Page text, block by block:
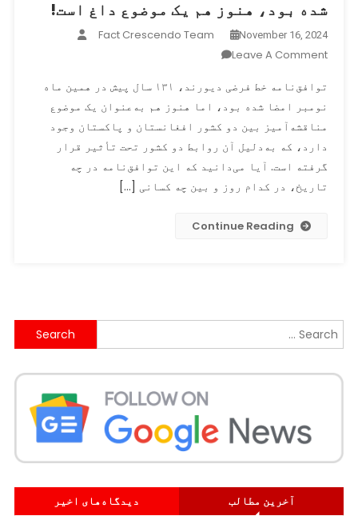
شده بود، هنوز هم یک موضوع داغ است!
November 16, 2024
Fact Crescendo Team
Leave A Comment
فرضی
دیورند
که
۱۳۱
سال
همین
بود،
یک
موضوع
داغ
است!
توافق‌نامه خط فرضی دیورند، ۱۳۱ سال پیش در همین ماه
نومبر امضا شده بود، اما هنوز هم به‌عنوان یک موضوع
مناقشه‌آمیز بین دو کشور افغانستان و پاکستان وجود
دارد، که به‌دلیل آن روابط دو کشور تحت تأثیر قرار
گرفته است. آیا می‌دانید که این توافق‌نامه در چه
تاریخ، در کدام روز و بین چه کسانی […]
Continue Reading
Search
for:
آخرین مطالب دیدگاه‌های اخیر